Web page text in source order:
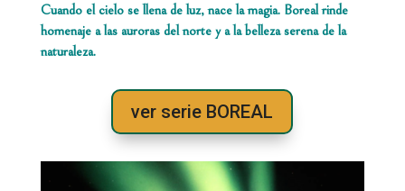
Cuando el cielo se llena de luz, nace la magia. Boreal rinde
homenaje a las auroras del norte y a la belleza serena de la
naturaleza.
ver serie BOREAL